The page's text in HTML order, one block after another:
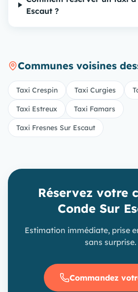
Escaut ?
Communes voisines
Taxi Crespin Taxi Curgies
Taxi Estreux Taxi Famars
Taxi Fresnes Sur Escaut
Réservez votre
Conde Sur
Estimation immédiate, prise
sans surprise.
Commandez